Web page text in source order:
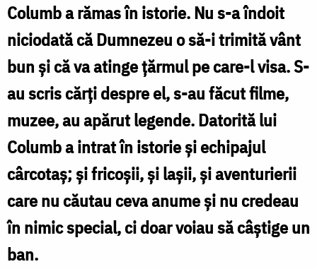
Columb a rămas în istorie. Nu s-a îndoit
niciodată că Dumnezeu o să-i trimită vânt
bun și că va atinge țărmul pe care-l visa. S-
au scris cărți despre el, s-au făcut filme,
muzee, au apărut legende. Datorită lui
Columb a intrat în istorie și echipajul
cârcotaș; și fricoșii, și lașii, și aventurierii
care nu căutau ceva anume și nu credeau
în nimic special, ci doar voiau să câștige un
ban.